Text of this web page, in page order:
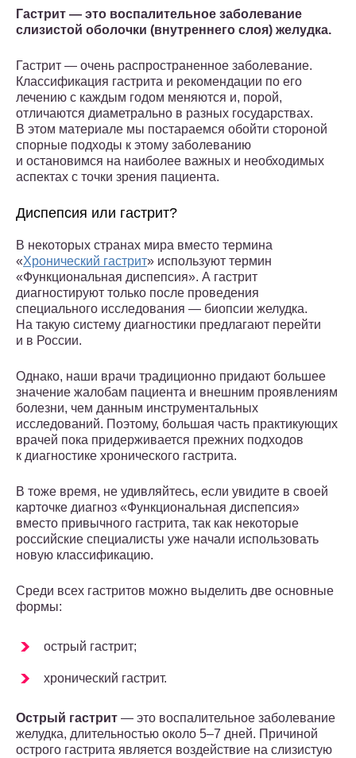
Гастрит — это воспалительное заболевание
слизистой оболочки (внутреннего слоя) желудка.
Гастрит — очень распространенное заболевание.
Классификация гастрита и рекомендации по его
лечению с каждым годом меняются и, порой,
отличаются диаметрально в разных государствах.
В этом материале мы постараемся обойти стороной
спорные подходы к этому заболеванию
и остановимся на наиболее важных и необходимых
аспектах с точки зрения пациента.
Диспепсия или гастрит?
В некоторых странах мира вместо термина
«Хронический гастрит» используют термин
«Функциональная диспепсия». А гастрит
диагностируют только после проведения
специального исследования — биопсии желудка.
На такую систему диагностики предлагают перейти
и в России.
Однако, наши врачи традиционно придают большее
значение жалобам пациента и внешним проявлениям
болезни, чем данным инструментальных
исследований. Поэтому, большая часть практикующих
врачей пока придерживается прежних подходов
к диагностике хронического гастрита.
В тоже время, не удивляйтесь, если увидите в своей
карточке диагноз «Функциональная диспепсия»
вместо привычного гастрита, так как некоторые
российские специалисты уже начали использовать
новую классификацию.
Среди всех гастритов можно выделить две основные
формы:
острый гастрит;
хронический гастрит.
Острый гастрит — это воспалительное заболевание
желудка, длительностью около 5–7 дней. Причиной
острого гастрита является воздействие на слизистую